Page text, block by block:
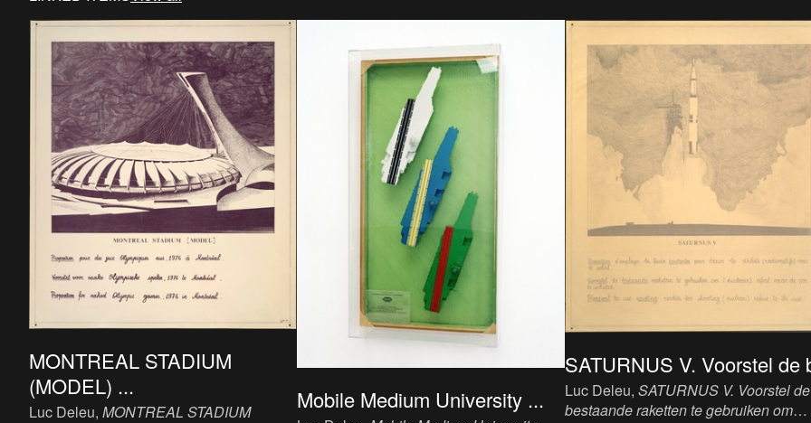
MONTREAL STADIUM
(MODEL) ...
Luc Deleu, MONTREAL STADIUM
Mobile Medium University ...
SATURNUS V. Voorstel de
Luc Deleu, SATURNUS V. Voorstel de
bestaande raketten te gebruiken om